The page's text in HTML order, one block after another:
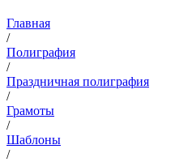
Главная
/
Полиграфия
/
Праздничная полиграфия
/
Грамоты
/
Шаблоны
/